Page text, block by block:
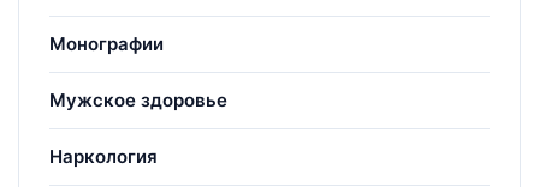
Монографии
Мужское здоровье
Наркология